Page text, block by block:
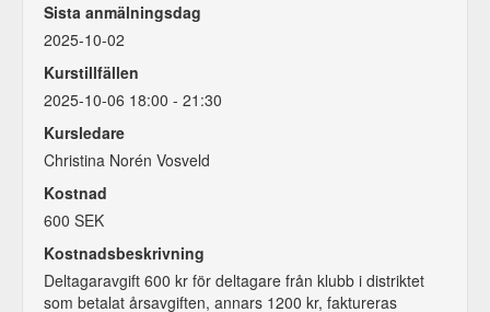
Sista anmälningsdag
2025-10-02
Kurstillfällen
2025-10-06 18:00 - 21:30
Kursledare
Christina Norén Vosveld
Kostnad
600 SEK
Kostnadsbeskrivning
Deltagaravgift 600 kr för deltagare från klubb i distriktet
som betalat årsavgiften, annars 1200 kr, faktureras